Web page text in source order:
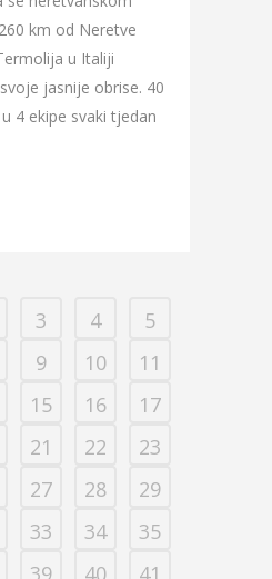
km od Neretve
u Italiji
jasnije obrise. 40
4 ekipe svaki tjedan
3 4
5
9 10
11
15 16
17
21 22
23
27 28
29
33 34
35
39 40
41